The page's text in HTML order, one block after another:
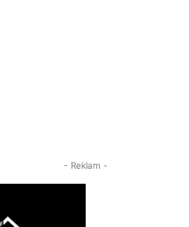
- Reklam -